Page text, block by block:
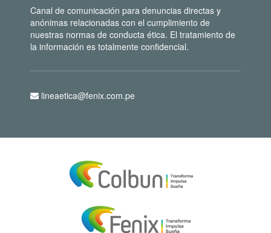
Canal de comunicación para denuncias directas y
anónimas relacionadas con el cumplimiento de
nuestras normas de conducta ética. El tratamiento de
la información es totalmente confidencial.
lineaetica@fenix.com.pe